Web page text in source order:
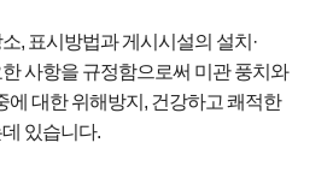
, 표시방법과 게시시설의 설치·
사항을 규정함으로써 미관 풍치와
에 대한 위해방지, 건강하고 쾌적한
있습니다.